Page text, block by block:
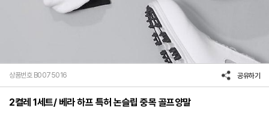
상품번호 B0075016 공유하기
2켤레 1세트/ 베라 하프 특허 논슬립 중목 골프양말